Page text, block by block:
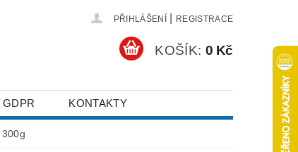
PŘIHLÁŠENÍ REGISTRACE
KOŠÍK: 0 Kč
GDPR KONTAKTY